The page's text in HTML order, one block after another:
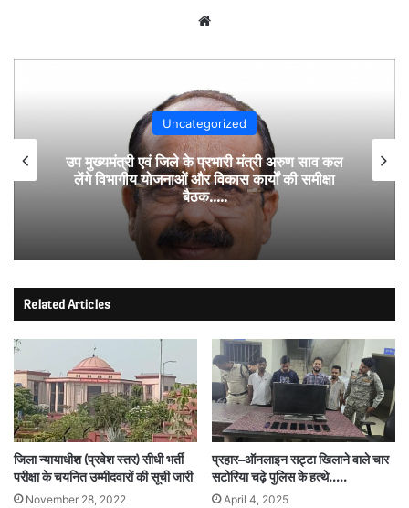
Uncategorized
उप मुख्यमंत्री एवं जिले के प्रभारी मंत्री अरुण साव कल
लेंगे विभागीय योजनाओं और विकास कार्यों की समीक्षा
बैठक…..
Related Articles
जिला न्यायाधीश (प्रवेश स्तर) सीधी भर्ती
परीक्षा के चयनित उम्मीदवारों की सूची जारी
November 28, 2022
प्रहार–ऑनलाइन सट्टा खिलाने वाले चार
सटोरिया चढ़े पुलिस के हत्थे…..
April 4, 2025